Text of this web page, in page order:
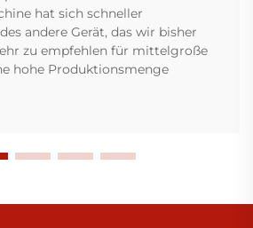
hat sich schneller
andere Gerät, das wir bisher
zu empfehlen für mittelgroße
hohe Produktionsmenge